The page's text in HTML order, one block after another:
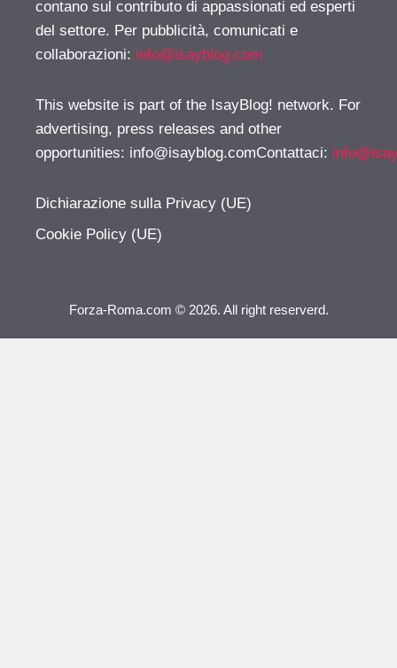
contano sul contributo di appassionati ed esperti
del settore. Per pubblicità, comunicati e
collaborazioni: info@isayblog.com
This website is part of the IsayBlog! network. For
advertising, press releases and other
opportunities: info@isayblog.comContattaci:
Dichiarazione sulla Privacy (UE)
Cookie Policy (UE)
Forza-Roma.com © 2026. All right reserverd.